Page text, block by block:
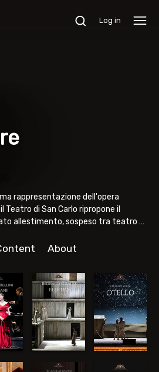
Log in
rappresentazione dell'opera
Teatro di San Carlo ripropone il
allestimento, sospeso tra teatro e
dell'orchestra del Teatro di San
About